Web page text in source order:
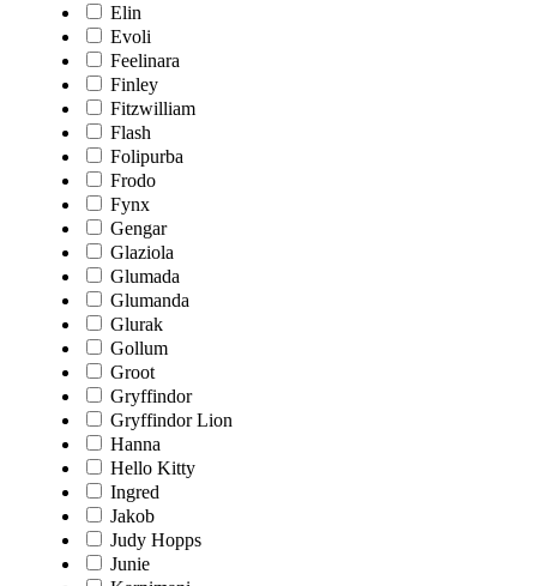
Elin
Evoli
Feelinara
Finley
Fitzwilliam
Flash
Folipurba
Frodo
Fynx
Gengar
Glaziola
Glumada
Glumanda
Glurak
Gollum
Groot
Gryffindor
Gryffindor Lion
Hanna
Hello Kitty
Ingred
Jakob
Judy Hopps
Junie